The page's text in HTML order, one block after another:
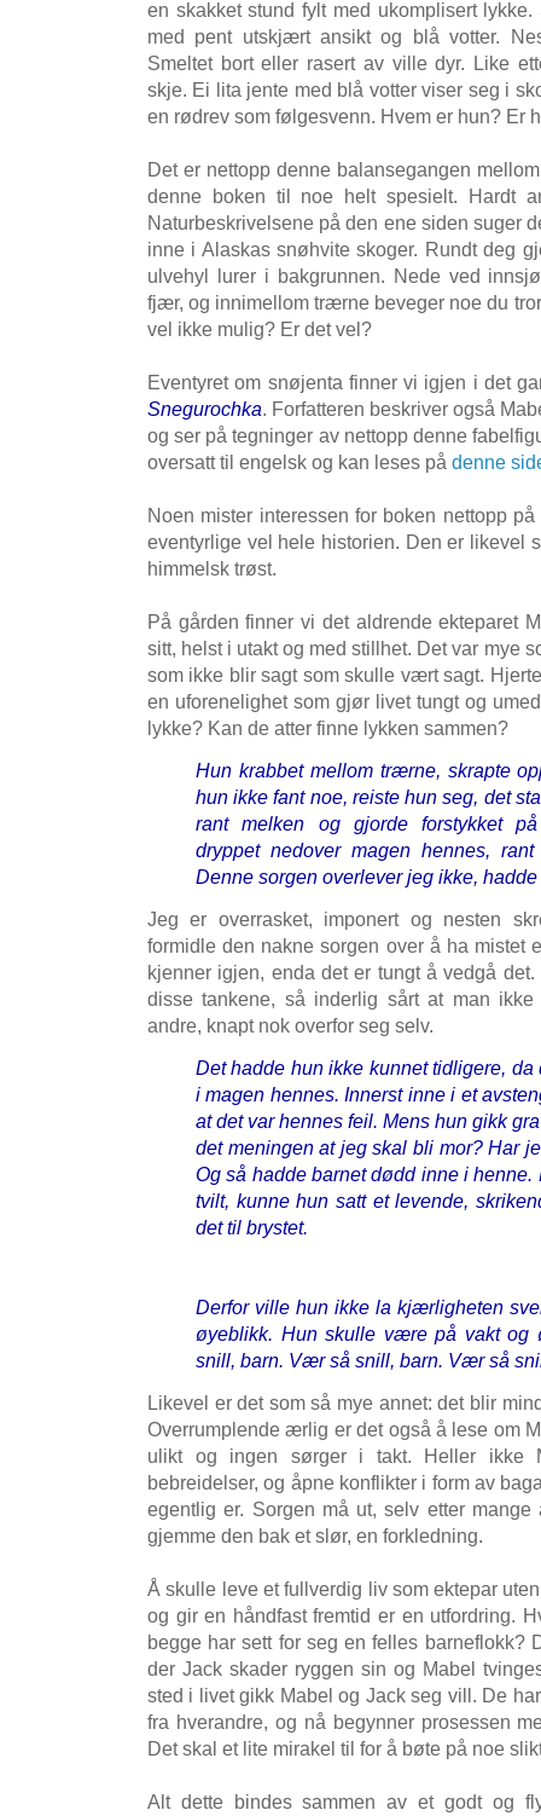
en skakket stund fylt med ukomplisert
med pent utskjært ansikt og blå votter.
Smeltet bort eller rasert av ville dyr. Like
skje. Ei lita jente med blå votter viser seg i
en rødrev som følgesvenn. Hvem er hun? Er
Det er nettopp denne balansegangen
denne boken til noe helt spesielt. Hardt
Naturbeskrivelsene på den ene siden suger
inne i Alaskas snøhvite skoger. Rundt deg
ulvehyl lurer i bakgrunnen. Nede ved
fjær, og innimellom trærne beveger noe du
vel ikke mulig? Er det vel?
Eventyret om snøjenta finner vi igjen i det
Snegurochka. Forfatteren beskriver også
og ser på tegninger av nettopp denne
oversatt til engelsk og kan leses på denne
Noen mister interessen for boken nettopp
eventyrlige vel hele historien. Den er likevel
himmelsk trøst.
På gården finner vi det aldrende ekteparet
sitt, helst i utakt og med stillhet. Det var mye
som ikke blir sagt som skulle vært sagt.
en uforenelighet som gjør livet tungt og
lykke? Kan de atter finne lykken sammen?
Hun krabbet mellom trærne, skrapte
hun ikke fant noe, reiste hun seg, det
rant melken og gjorde forstykket på
dryppet nedover magen hennes,
Denne sorgen overlever jeg ikke,
Jeg er overrasket, imponert og nesten
formidle den nakne sorgen over å ha mistet
kjenner igjen, enda det er tungt å vedgå
disse tankene, så inderlig sårt at man
andre, knapt nok overfor seg selv.
Det hadde hun ikke kunnet tidligere,
i magen hennes. Innerst inne i et
at det var hennes feil. Mens hun gikk
det meningen at jeg skal bli mor? Har
Og så hadde barnet dødd inne i
tvilt, kunne hun satt et levende,
det til brystet.
Derfor ville hun ikke la kjærligheten
øyeblikk. Hun skulle være på vakt
snill, barn. Vær så snill, barn. Vær så
Likevel er det som så mye annet: det blir
Overrumplende ærlig er det også å lese om
ulikt og ingen sørger i takt. Heller ikke
bebreidelser, og åpne konflikter i form av
egentlig er. Sorgen må ut, selv etter
gjemme den bak et slør, en forkledning.
Å skulle leve et fullverdig liv som ektepar
og gir en håndfast fremtid er en utfordring.
begge har sett for seg en felles barneflokk?
der Jack skader ryggen sin og Mabel
sted i livet gikk Mabel og Jack seg vill. De
fra hverandre, og nå begynner prosessen
Det skal et lite mirakel til for å bøte på noe
Alt dette bindes sammen av et godt og